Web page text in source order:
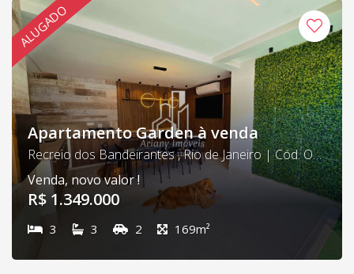
ALUGADO
Apartamento Garden à venda
Recreio dos Bandeirantes , Rio de Janeiro | Cód. Outside 00
Venda, novo valor !
R$ 1.349.000
3 3 2 169m²